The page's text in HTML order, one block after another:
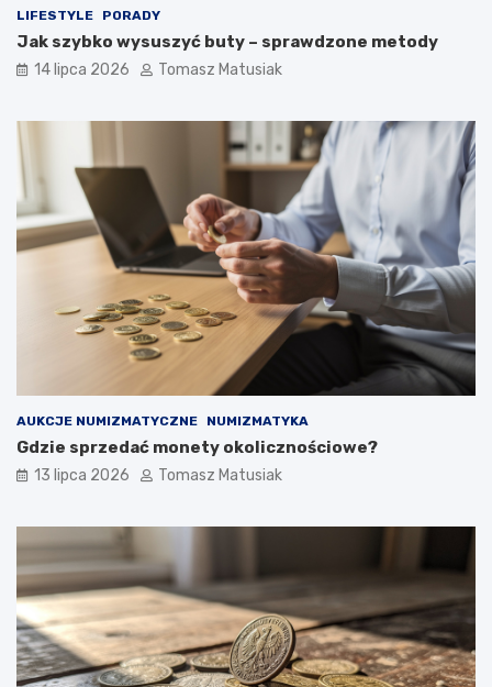
LIFESTYLE PORADY
Jak szybko wysuszyć buty – sprawdzone metody
14 lipca 2026 Tomasz Matusiak
AUKCJE NUMIZMATYCZNE NUMIZMATYKA
Gdzie sprzedać monety okolicznościowe?
13 lipca 2026 Tomasz Matusiak